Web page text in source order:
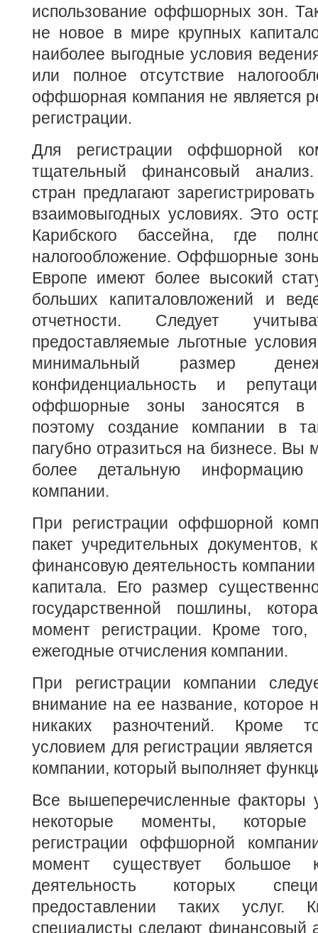
использование оффшорных зон.
не новое в мире крупных
наиболее выгодные условия
или полное отсутствие
оффшорная компания не является
регистрации.
Для регистрации оффшорной
тщательный финансовый
стран предлагают
взаимовыгодных условиях. Это
Карибского бассейна, где
налогообложение. Оффшорные
Европе имеют более высокий
больших капиталовложений и
отчетности. Следует
предоставляемые льготные
минимальный размер
конфиденциальность и
оффшорные зоны заносятся в
поэтому создание компании в
пагубно отразиться на бизнесе. Вы
более детальную
компании.
При регистрации оффшорной
пакет учредительных документов,
финансовую деятельность
капитала. Его размер
государственной пошлины,
момент регистрации. Кроме
ежегодные отчисления компании.
При регистрации компании
внимание на ее название, которое
никаких разночтений. Кроме
условием для регистрации
компании, который выполняет
Все вышеперечисленные факторы
некоторые моменты,
регистрации оффшорной
момент существует большое
деятельность которых
предоставлении таких услуг.
специалисты сделают